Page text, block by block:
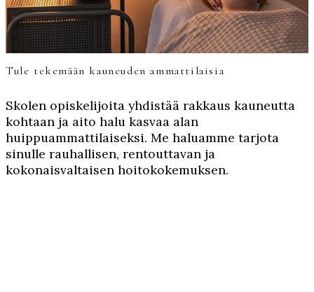
Tule tekemään kauneuden ammattilaisia
Skolen opiskelijoita yhdistää rakkaus kauneutta
kohtaan ja aito halu kasvaa alan
huippuammattilaiseksi. Me haluamme tarjota
sinulle rauhallisen, rentouttavan ja
kokonaisvaltaisen hoitokokemuksen.